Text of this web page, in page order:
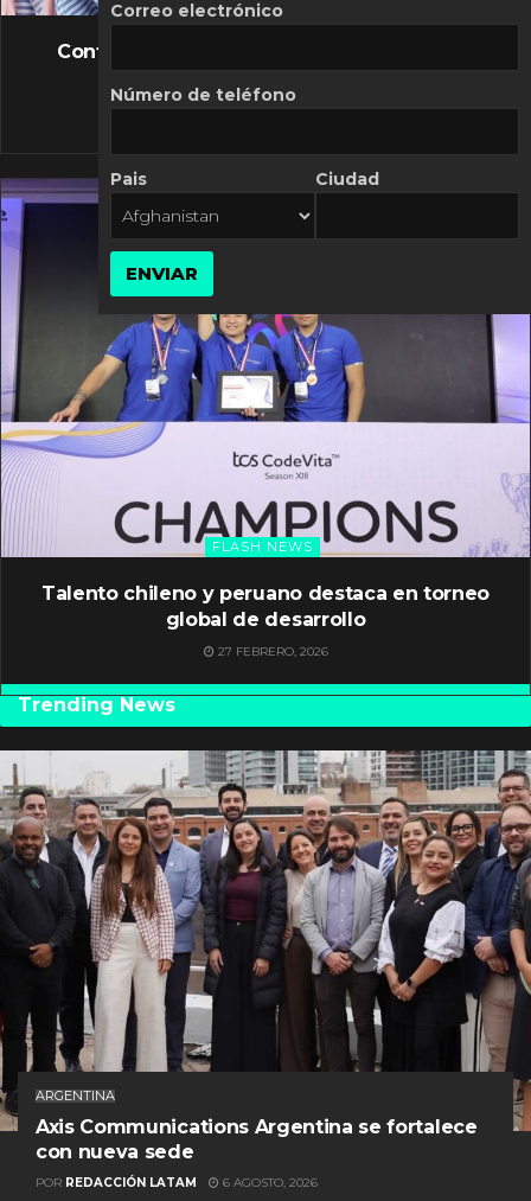
FLASH NEWS
Controversia de Mercado Libre por costos
10 MARZO, 2026
FLASH NEWS
Talento chileno y peruano destaca en torneo
global de desarrollo
27 FEBRERO, 2026
Trending News
ARGENTINA
Axis Communications Argentina se fortalece
con nueva sede
POR REDACCIÓN LATAM 6 AGOSTO, 2026
Correo electrónico
Número de teléfono
Pais Ciudad
ENVIAR